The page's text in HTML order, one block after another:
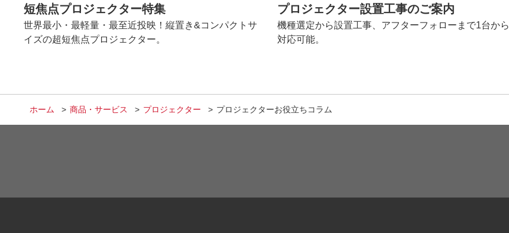
短焦点プロジェクター特集
世界最小・最軽量・最至近投映！縦置き&コンパクトサ
イズの超短焦点プロジェクター。
プロジェクター設置工事のご案内
機種選定から設置工事、アフターフォローまで1台から
対応可能。
ホーム 商品・サービス プロジェクター プロジェクターお役立ちコラム